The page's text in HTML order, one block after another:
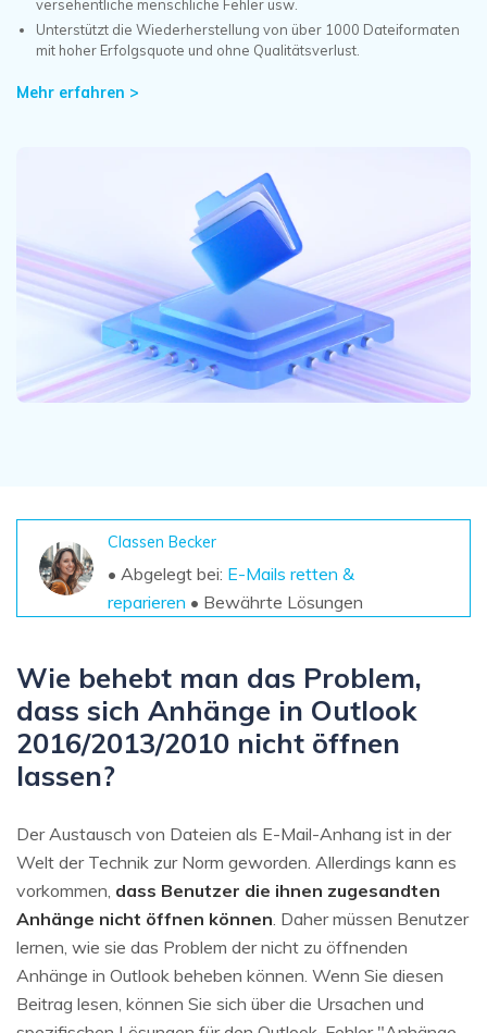
Unbegrenzte Daten vom Mac-System
wiederherstellen
Recoverit kostenlos
Verlorene/gel?schte Daten kostenlos
wiederherstellen
Kostenlos Testen
Weitere Produkte
Datenverlust-Szenarien
Aktuelles Thema
search
versehentliche menschliche Fehler usw.
Unterstützt die Wiederherstellung von über 1000 Dateiformaten
mit hoher Erfolgsquote und ohne Qualitätsverlust.
Mehr erfahren >
Classen Becker
• Abgelegt bei: E-Mails retten &
reparieren • Bewährte Lösungen
Wie behebt man das Problem,
dass sich Anhänge in Outlook
2016/2013/2010 nicht öffnen
lassen?
Der Austausch von Dateien als E-Mail-Anhang ist in der
Welt der Technik zur Norm geworden. Allerdings kann es
vorkommen, dass Benutzer die ihnen zugesandten
Anhänge nicht öffnen können. Daher müssen Benutzer
lernen, wie sie das Problem der nicht zu öffnenden
Anhänge in Outlook beheben können. Wenn Sie diesen
Beitrag lesen, können Sie sich über die Ursachen und